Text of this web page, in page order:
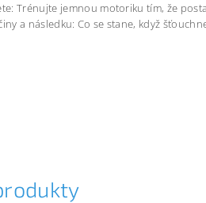
Trénujte jemnou motoriku tím, že
a následku: Co se stane, když